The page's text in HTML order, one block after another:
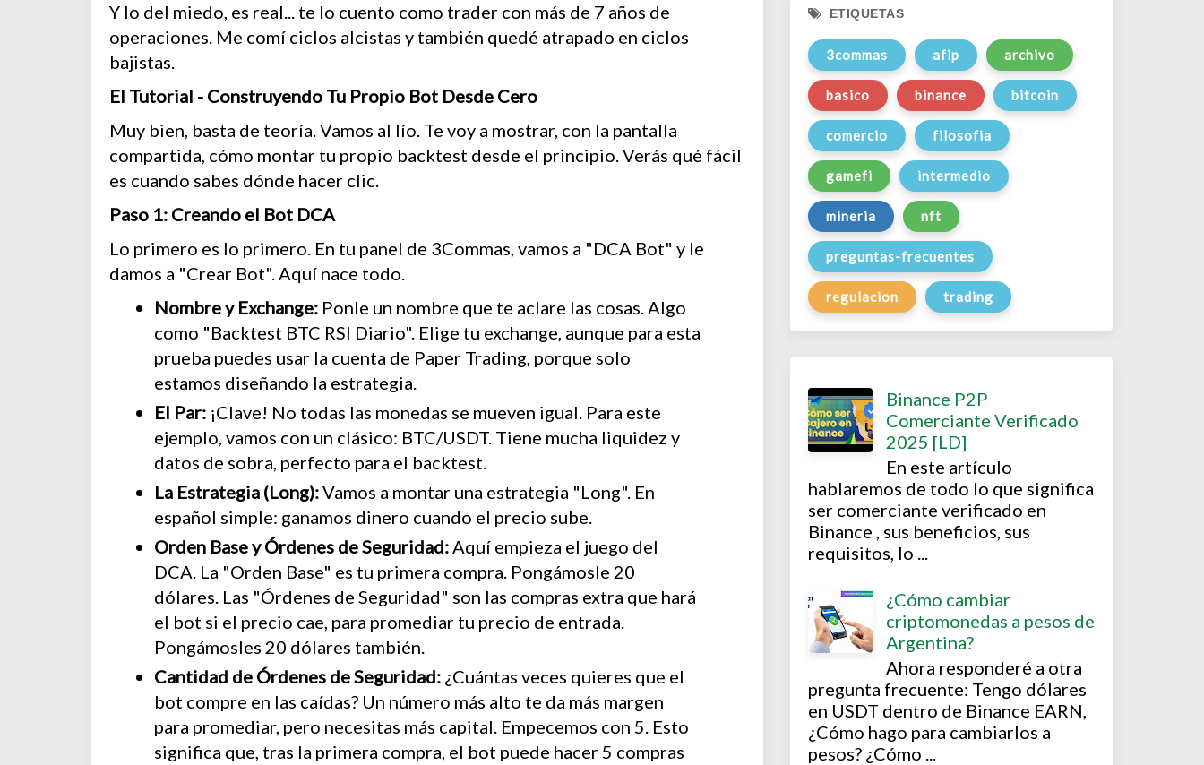
Y lo del miedo, es real... te lo cuento como trader con más de 7 años de
operaciones. Me comí ciclos alcistas y también quedé atrapado en ciclos
bajistas.
El Tutorial - Construyendo Tu Propio Bot Desde Cero
Muy bien, basta de teoría. Vamos al lío. Te voy a mostrar, con la pantalla
compartida, cómo montar tu propio backtest desde el principio. Verás qué fácil
es cuando sabes dónde hacer clic.
Paso 1: Creando el Bot DCA
Lo primero es lo primero. En tu panel de 3Commas, vamos a "DCA Bot" y le
damos a "Crear Bot". Aquí nace todo.
Nombre y Exchange: Ponle un nombre que te aclare las cosas. Algo
como "Backtest BTC RSI Diario". Elige tu exchange, aunque para esta
prueba puedes usar la cuenta de Paper Trading, porque solo
estamos diseñando la estrategia.
El Par: ¡Clave! No todas las monedas se mueven igual. Para este
ejemplo, vamos con un clásico: BTC/USDT. Tiene mucha liquidez y
datos de sobra, perfecto para el backtest.
La Estrategia (Long):Vamos a montar una estrategia "Long". En
español simple: ganamos dinero cuando el precio sube.
Orden Base y Órdenes de Seguridad:Aquí empieza el juego del
DCA. La "Orden Base" es tu primera compra. Pongámosle 20
dólares. Las "Órdenes de Seguridad" son las compras extra que hará
el bot si el precio cae, para promediar tu precio de entrada.
Pongámosles 20 dólares también.
Cantidad de Órdenes de Seguridad: ¿Cuántas veces quieres que el
bot compre en las caídas? Un número más alto te da más margen
para promediar, pero necesitas más capital. Empecemos con 5. Esto
significa que, tras la primera compra, el bot puede hacer 5 compras
ETIQUETAS
3commas afip archivo
basico binance bitcoin
comercio filosofia
gamefi intermedio
mineria nft
preguntas-frecuentes
regulacion trading
Binance P2P
Comerciante Verificado
2025 [LD]
En este artículo
hablaremos de todo lo que significa
ser comerciante verificado en
Binance , sus beneficios, sus
requisitos, lo ...
¿Cómo cambiar
criptomonedas a pesos de
Argentina?
Ahora responderé a otra
pregunta frecuente: Tengo dólares
en USDT dentro de Binance EARN,
¿Cómo hago para cambiarlos a
pesos? ¿Cómo ...